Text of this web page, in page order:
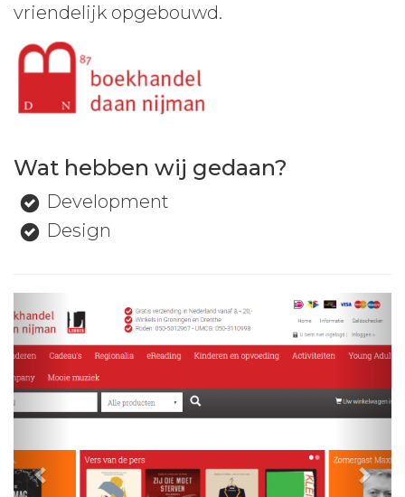
vriendelijk opgebouwd.
Wat hebben wij gedaan?
Development
Design